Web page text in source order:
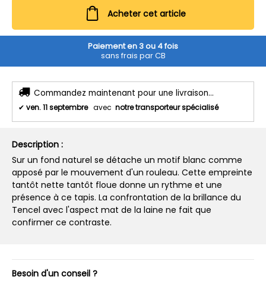
Acheter cet article
Paiement en 3 ou 4 fois
sans frais par CB
Commandez maintenant pour une livraison...
✔ ven. 11 septembre avec notre transporteur spécialisé
Description :
Sur un fond naturel se détache un motif blanc comme
apposé par le mouvement d'un rouleau. Cette empreinte
tantôt nette tantôt floue donne un rythme et une
présence à ce tapis. La confrontation de la brillance du
Tencel avec l'aspect mat de la laine ne fait que
confirmer ce contraste.
Besoin d'un conseil ?